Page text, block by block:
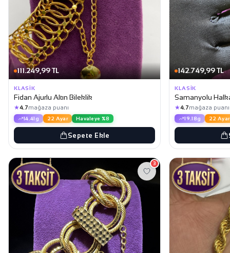
111.249,99 TL
KLASIK
Fidan Ajurlu Altın Bileklik
★4.7mağaza puanı
14.41g 22 Ayar Havaleye %8
Sepete Ekle
142.749,99 TL
KLASIK
Samanyolu
★4.7mağaza puanı
19.18g 22 Ayar
3